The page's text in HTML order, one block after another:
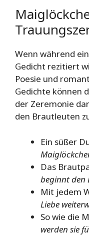
Wenn während
Gedicht rezitiert
Poesie und
Gedichte können
der Zeremonie
den Brautleuten
Ein süßer
Das
beginnt den
Mit jedem
Liebe
So wie die
werden sie